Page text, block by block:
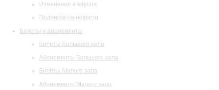
Изменения в афише
Подписка на новости
Билеты и абонементы
Билеты Большого зала
Абонементы Большого зала
Билеты Малого зала
Абонементы Малого зала